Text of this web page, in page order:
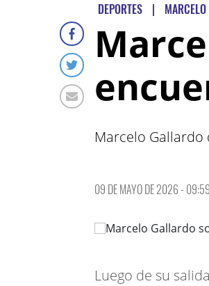
DEPORTES |
Marcelo Gallardo
09 DE MAYO DE 2026 - 09:59
Luego de su